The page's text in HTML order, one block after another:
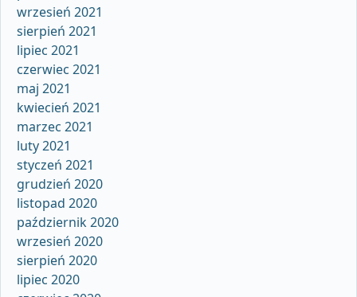
wrzesień 2021
sierpień 2021
lipiec 2021
czerwiec 2021
maj 2021
kwiecień 2021
marzec 2021
luty 2021
styczeń 2021
grudzień 2020
listopad 2020
październik 2020
wrzesień 2020
sierpień 2020
lipiec 2020